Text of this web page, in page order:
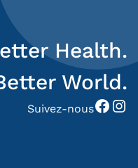
Health.
World.
Suivez-nousFacebook Instagram